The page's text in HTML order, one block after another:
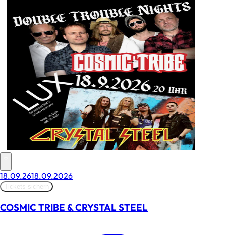
–
18.09.2618.09.2026
Tickets sichern
COSMIC TRIBE & CRYSTAL STEEL